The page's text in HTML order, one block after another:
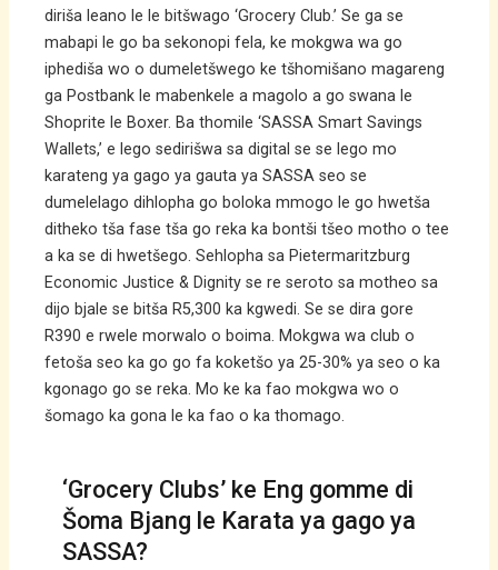
diriša leano le le bitšwago ‘Grocery Club.’ Se ga se
mabapi le go ba sekonopi fela, ke mokgwa wa go
iphediša wo o dumeletšwego ke tšhomišano magareng
ga Postbank le mabenkele a magolo a go swana le
Shoprite le Boxer. Ba thomile ‘SASSA Smart Savings
Wallets,’ e lego sedirišwa sa digital se se lego mo
karateng ya gago ya gauta ya SASSA seo se
dumelelago dihlopha go boloka mmogo le go hwetša
ditheko tša fase tša go reka ka bontši tšeo motho o tee
a ka se di hwetšego. Sehlopha sa Pietermaritzburg
Economic Justice & Dignity se re seroto sa motheo sa
dijo bjale se bitša R5,300 ka kgwedi. Se se dira gore
R390 e rwele morwalo o boima. Mokgwa wa club o
fetoša seo ka go go fa koketšo ya 25-30% ya seo o ka
kgonago go se reka. Mo ke ka fao mokgwa wo o
šomago ka gona le ka fao o ka thomago.
‘Grocery Clubs’ ke Eng gomme di
Šoma Bjang le Karata ya gago ya
SASSA?